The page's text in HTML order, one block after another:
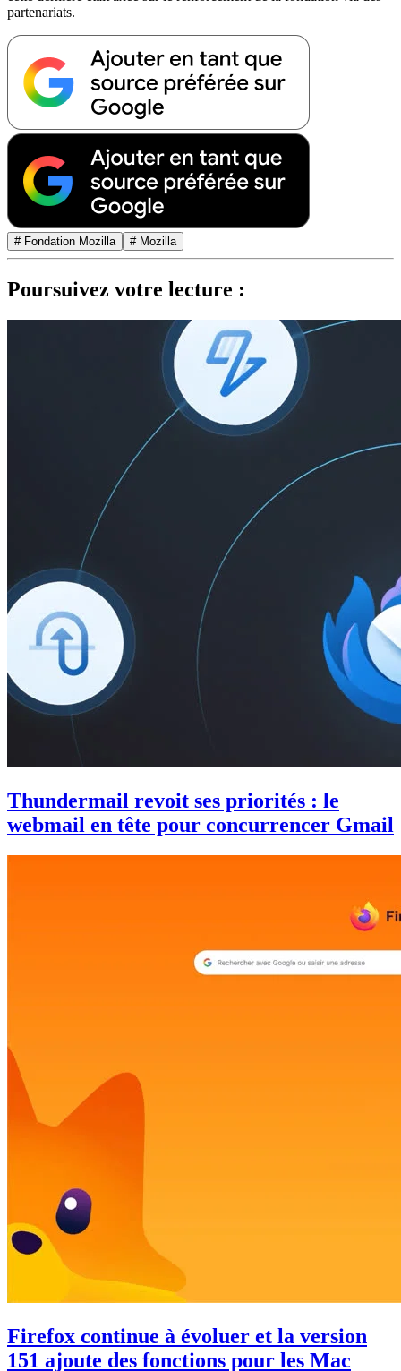
partenariats.
# Fondation Mozilla # Mozilla
Poursuivez votre lecture :
Thundermail revoit ses priorités : le
webmail en tête pour concurrencer Gmail
Firefox continue à évoluer et la version
151 ajoute des fonctions pour les Mac